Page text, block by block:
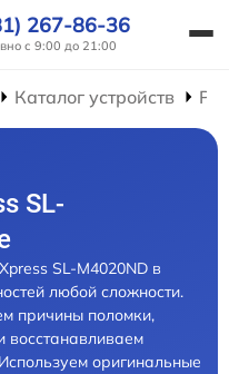
267-86-36
с 9:00 до 21:00
Каталог устройств
SL-
SL-M4020ND в
любой сложности.
причины поломки,
восстанавливаем
оригинальные